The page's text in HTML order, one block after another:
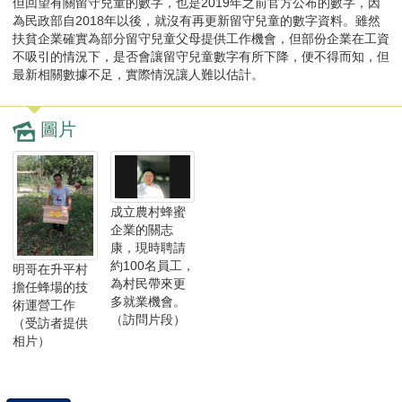
但回望有關留守兒童的數字，也是2019年之前官方公布的數字，因
為民政部自2018年以後，就沒有再更新留守兒童的數字資料。雖然
扶貧企業確實為部分留守兒童父母提供工作機會，但部份企業在工資
不吸引的情況下，是否會讓留守兒童數字有所下降，便不得而知，但
最新相關數據不足，實際情況讓人難以估計。
圖片
明哥在升平村
擔任蜂場的技
術運營工作
（受訪者提供
相片）
成立農村蜂蜜
企業的關志
康，現時聘請
約100名員工，
為村民帶來更
多就業機會。
（訪問片段）